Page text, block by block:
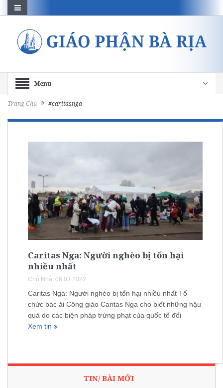
Menu
Trang Chủ #caritasnga
Caritas Nga: Người nghèo bị tổn hại
nhiều nhất
Chủ Nhật 06.03.2022
Caritas Nga: Người nghèo bị tổn hại nhiều nhất Tổ
chức bác ái Công giáo Caritas Nga cho biết những hậu
quả do các biện pháp trừng phạt của quốc tế đối
Xem tin
TIN/ BÀI MỚI